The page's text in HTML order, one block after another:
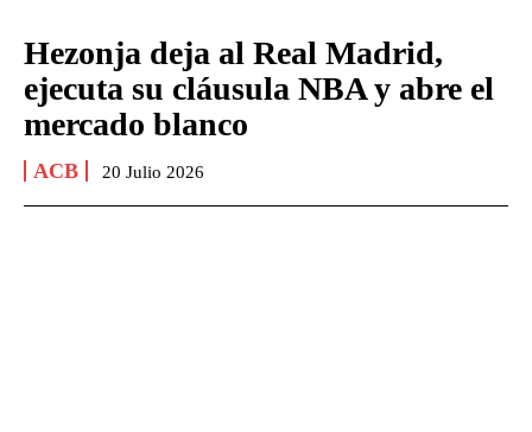
Hezonja deja al Real Madrid,
ejecuta su cláusula NBA y abre el
mercado blanco
ACB 20 Julio 2026